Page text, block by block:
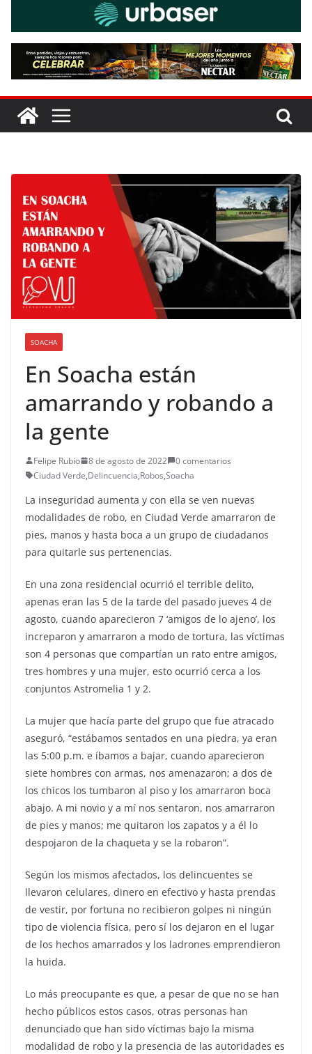
SOACHA
En Soacha están
amarrando y robando a
la gente
Felipe Rubio 8 de agosto de 2022
0 comentarios
Ciudad Verde,Delincuencia,Robos,Soacha
La inseguridad aumenta y con ella se ven nuevas
modalidades de robo, en Ciudad Verde amarraron de
pies, manos y hasta boca a un grupo de ciudadanos
para quitarle sus pertenencias.
En una zona residencial ocurrió el terrible delito,
apenas eran las 5 de la tarde del pasado jueves 4 de
agosto, cuando aparecieron 7 ‘amigos de lo ajeno’, los
increparon y amarraron a modo de tortura, las víctimas
son 4 personas que compartían un rato entre amigos,
tres hombres y una mujer, esto ocurrió cerca a los
conjuntos Astromelia 1 y 2.
La mujer que hacía parte del grupo que fue atracado
aseguró, “estábamos sentados en una piedra, ya eran
las 5:00 p.m. e íbamos a bajar, cuando aparecieron
siete hombres con armas, nos amenazaron; a dos de
los chicos los tumbaron al piso y los amarraron boca
abajo. A mi novio y a mí nos sentaron, nos amarraron
de pies y manos; me quitaron los zapatos y a él lo
despojaron de la chaqueta y se la robaron”.
Según los mismos afectados, los delincuentes se
llevaron celulares, dinero en efectivo y hasta prendas
de vestir, por fortuna no recibieron golpes ni ningún
tipo de violencia física, pero sí los dejaron en el lugar
de los hechos amarrados y los ladrones emprendieron
la huida.
Lo más preocupante es que, a pesar de que no se han
hecho públicos estos casos, otras personas han
denunciado que han sido víctimas bajo la misma
modalidad de robo y la presencia de las autoridades es